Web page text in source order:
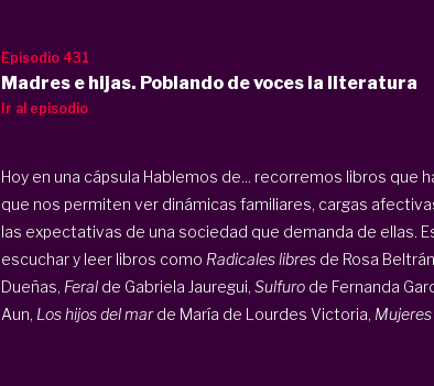
Episodio 431
Madres e hijas. Poblando de voces la literatura
Ir al episodio
Hoy en una cápsula Hablemos de... recorremos libros que
que nos permiten ver dinámicas familiares, cargas
las expectativas de una sociedad que demanda de ellas.
escuchar y leer libros como Radicales libresde Rosa
Dueñas, Feralde Gabriela Jauregui, Sulfuro de Fernanda
Aun, Los hijos del marde María de Lourdes Victoria, Mujeres